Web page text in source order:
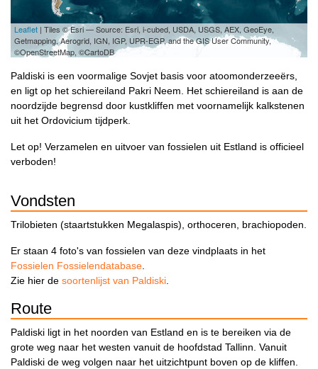
Leaflet | Tiles © Esri — Source: Esri, i-cubed, USDA, USGS, AEX, GeoEye,
Getmapping, Aerogrid, IGN, IGP, UPR-EGP, and the GIS User Community,
©OpenStreetMap, ©CartoDB
Paldiski is een voormalige Sovjet basis voor atoomonderzeeërs,
en ligt op het schiereiland Pakri Neem. Het schiereiland is aan de
noordzijde begrensd door kustkliffen met voornamelijk kalkstenen
uit het Ordovicium tijdperk.
Let op! Verzamelen en uitvoer van fossielen uit Estland is officieel
verboden!
Vondsten
Trilobieten (staartstukken Megalaspis), orthoceren, brachiopoden.
Er staan 4 foto's van fossielen van deze vindplaats in het
Fossielen Fossielendatabase.
Zie hier de soortenlijst van Paldiski.
Route
Paldiski ligt in het noorden van Estland en is te bereiken via de
grote weg naar het westen vanuit de hoofdstad Tallinn. Vanuit
Paldiski de weg volgen naar het uitzichtpunt boven op de kliffen.